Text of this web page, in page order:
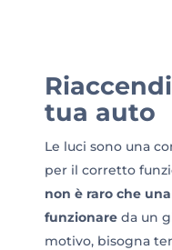
tua auto
Le luci sono una
per il corretto
non è raro che
funzionare da un
motivo, bisogna